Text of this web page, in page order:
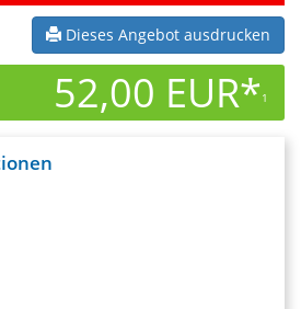
Dieses Angebot ausdrucken
52,00 EUR*1